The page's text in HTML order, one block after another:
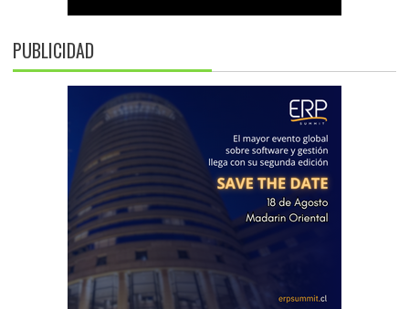
PUBLICIDAD